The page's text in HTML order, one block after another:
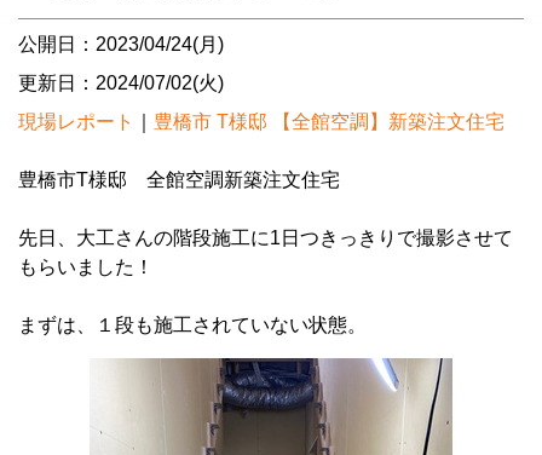
公開日：2023/04/24(月)
更新日：2024/07/02(火)
現場レポート
豊橋市 T様邸 【全館空調】新築注文住宅
豊橋市T様邸 全館空調新築注文住宅
先日、大工さんの階段施工に1日つきっきりで撮影させて
もらいました！
まずは、１段も施工されていない状態。